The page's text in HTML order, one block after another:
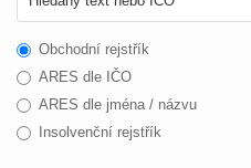
Obchodní rejstřík
ARES dle IČO
ARES dle jména / názvu
Insolvenční rejstřík